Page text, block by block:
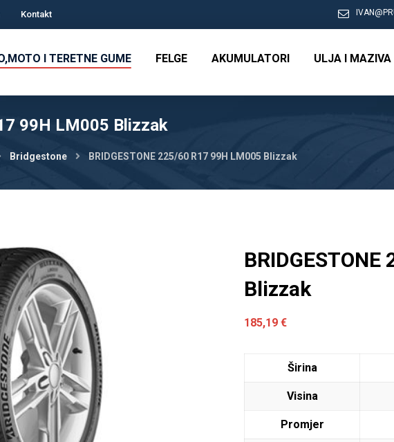
Kontakt
I TERETNE GUME FELGE AKUMULATORI ULJA I MAZIVA
99H LM005 Blizzak
Bridgestone BRIDGESTONE 225/60 R17 99H LM005 Blizzak
Blizzak
185,19€
Širina
Visina
Promjer